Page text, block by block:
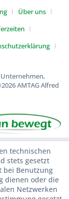
Über uns
AMTAG Alfred
technischen
stets gesetzt
bei Benutzung
dienen oder die
Netzwerken